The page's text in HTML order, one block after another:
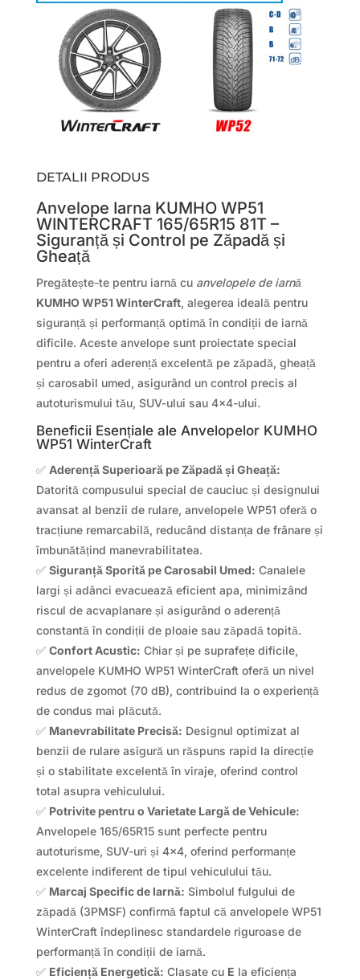
DETALII PRODUS
Anvelope Iarna KUMHO WP51
WINTERCRAFT 165/65R15 81T –
Siguranță și Control pe Zăpadă și
Gheață
Pregătește-te pentru iarnă cu anvelopele de iarnă
KUMHO WP51 WinterCraft, alegerea ideală pentru
siguranță și performanță optimă în condiții de iarnă
dificile. Aceste anvelope sunt proiectate special
pentru a oferi aderență excelentă pe zăpadă, gheață
și carosabil umed, asigurând un control precis al
autoturismului tău, SUV-ului sau 4×4-ului.
Beneficii Esențiale ale Anvelopelor KUMHO
WP51 WinterCraft
✅ Aderență Superioară pe Zăpadă și Gheață:
Datorită compusului special de cauciuc și designului
avansat al benzii de rulare, anvelopele WP51 oferă o
tracțiune remarcabilă, reducând distanța de frânare și
îmbunătățind manevrabilitatea.
✅ Siguranță Sporită pe Carosabil Umed: Canalele
largi și adânci evacuează eficient apa, minimizând
riscul de acvaplanare și asigurând o aderență
constantă în condiții de ploaie sau zăpadă topită.
✅ Confort Acustic: Chiar și pe suprafețe dificile,
anvelopele KUMHO WP51 WinterCraft oferă un nivel
redus de zgomot (70 dB), contribuind la o experiență
de condus mai plăcută.
✅ Manevrabilitate Precisă: Designul optimizat al
benzii de rulare asigură un răspuns rapid la direcție
și o stabilitate excelentă în viraje, oferind control
total asupra vehiculului.
✅ Potrivite pentru o Varietate Largă de Vehicule:
Anvelopele 165/65R15 sunt perfecte pentru
autoturisme, SUV-uri și 4×4, oferind performanțe
excelente indiferent de tipul vehiculului tău.
✅ Marcaj Specific de Iarnă: Simbolul fulgului de
zăpadă (3PMSF) confirmă faptul că anvelopele WP51
WinterCraft îndeplinesc standardele riguroase de
performanță în condiții de iarnă.
✅ Eficiență Energetică: Clasate cu E la eficiența